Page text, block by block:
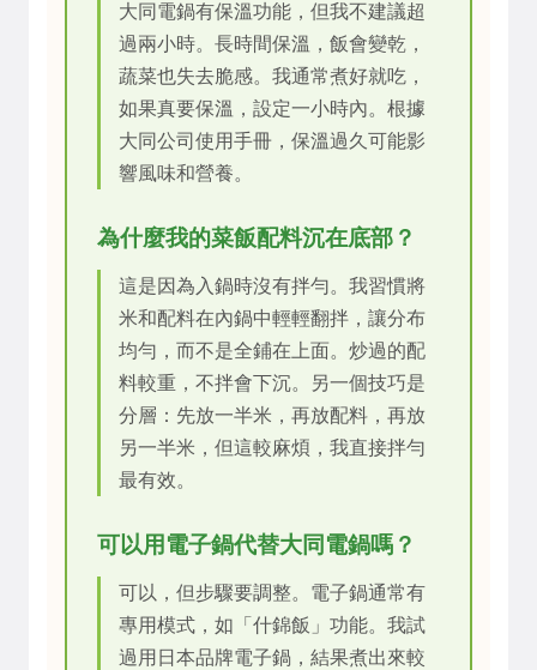
大同電鍋有保溫功能，但我不建議超
過兩小時。長時間保溫，飯會變乾，
蔬菜也失去脆感。我通常煮好就吃，
如果真要保溫，設定一小時內。根據
大同公司使用手冊，保溫過久可能影
響風味和營養。
為什麼我的菜飯配料沉在底部？
這是因為入鍋時沒有拌勻。我習慣將
米和配料在內鍋中輕輕翻拌，讓分布
均勻，而不是全鋪在上面。炒過的配
料較重，不拌會下沉。另一個技巧是
分層：先放一半米，再放配料，再放
另一半米，但這較麻煩，我直接拌勻
最有效。
可以用電子鍋代替大同電鍋嗎？
可以，但步驟要調整。電子鍋通常有
專用模式，如「什錦飯」功能。我試
過用日本品牌電子鍋，結果煮出來較